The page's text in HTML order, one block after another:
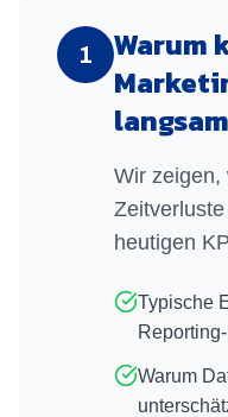
1
Warum
Wir zeigen,
heutigen
Typische
Warum